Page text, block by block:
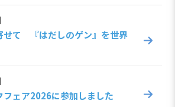
せて 『はだしのゲン』を世界
フェア2026に参加しました